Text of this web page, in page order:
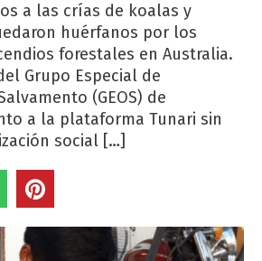
a las crías de koalas y
huérfanos por los
forestales en Australia.
Grupo Especial de
(GEOS) de
a la plataforma Tunari sin
social […]